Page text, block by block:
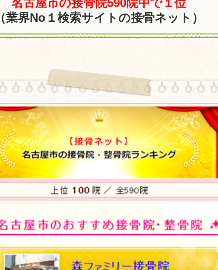
名古屋市の接骨院590院中で１位
（業界No１検索サイトの接骨ネット）